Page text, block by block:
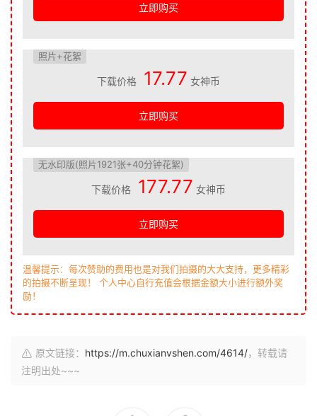
立即购买
照片+花絮
下载价格 17.77 女神币
立即购买
无水印版(照片1921张+40分钟花絮)
下载价格 177.77 女神币
立即购买
温馨提示：每次赞助的费用也是对我们拍摄的大大支持，更多精彩
的拍摄不断呈现！ 个人中心自行充值会根据金额大小进行额外奖
励！
原文链接： https://m.chuxianvshen.com/4614/，转载请
注明出处~~~